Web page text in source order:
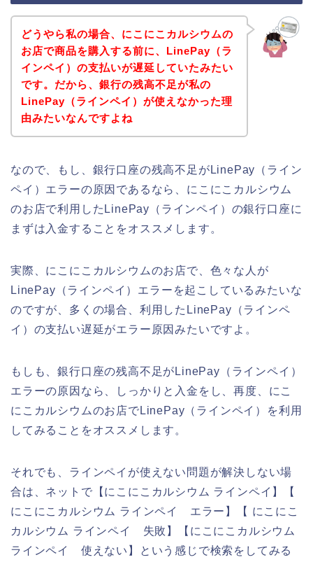
どうやら私の場合、にこにこカルシウムの
お店で商品を購入する前に、LinePay（ラ
インペイ）の支払いが遅延していたみたい
です。だから、銀行の残高不足が私の
LinePay（ラインペイ）が使えなかった理
由みたいなんですよね
なので、もし、銀行口座の残高不足がLinePay（ライン
ペイ）エラーの原因であるなら、にこにこカルシウム
のお店で利用したLinePay（ラインペイ）の銀行口座に
まずは入金することをオススメします。
実際、にこにこカルシウムのお店で、色々な人が
LinePay（ラインペイ）エラーを起こしているみたいな
のですが、多くの場合、利用したLinePay（ラインペ
イ）の支払い遅延がエラー原因みたいですよ。
もしも、銀行口座の残高不足がLinePay（ラインペイ）
エラーの原因なら、しっかりと入金をし、再度、にこ
にこカルシウムのお店でLinePay（ラインペイ）を利用
してみることをオススメします。
それでも、ラインペイが使えない問題が解決しない場
合は、ネットで【にこにこカルシウム ラインペイ】【
にこにこカルシウム ラインペイ エラー】【 にこにこ
カルシウム ラインペイ 失敗】【にこにこカルシウム
ラインペイ 使えない】という感じで検索をしてみる